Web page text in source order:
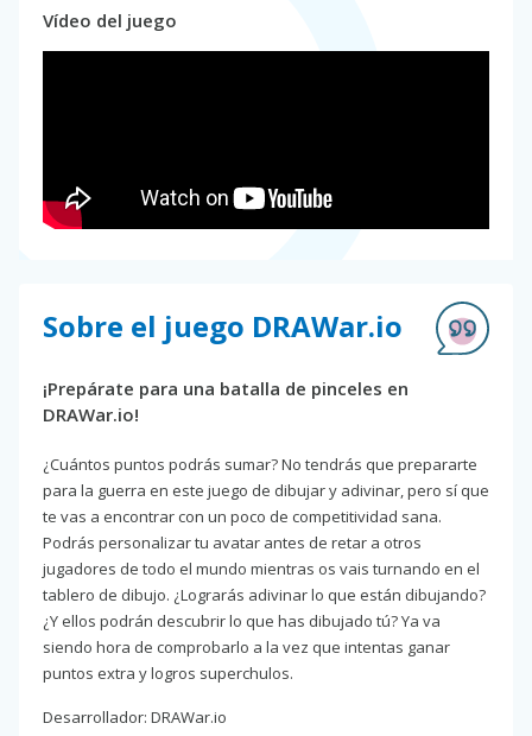
Vídeo del juego
Sobre el juego DRAWar.io
¡Prepárate para una batalla de pinceles en
DRAWar.io!
¿Cuántos puntos podrás sumar? No tendrás que prepararte
para la guerra en este juego de dibujar y adivinar, pero sí que
te vas a encontrar con un poco de competitividad sana.
Podrás personalizar tu avatar antes de retar a otros
jugadores de todo el mundo mientras os vais turnando en el
tablero de dibujo. ¿Lograrás adivinar lo que están dibujando?
¿Y ellos podrán descubrir lo que has dibujado tú? Ya va
siendo hora de comprobarlo a la vez que intentas ganar
puntos extra y logros superchulos.
Desarrollador: DRAWar.io